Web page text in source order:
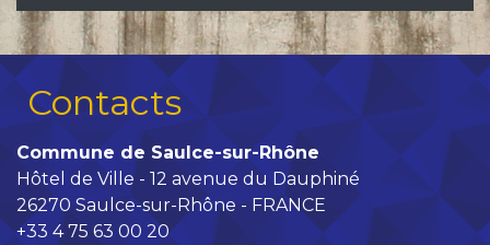
Contacts
Commune de Saulce-sur-Rhône
Hôtel de Ville - 12 avenue du Dauphiné
26270 Saulce-sur-Rhône - FRANCE
+33 4 75 63 00 20